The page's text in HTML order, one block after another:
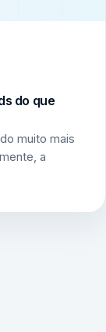
do que
muito mais
a